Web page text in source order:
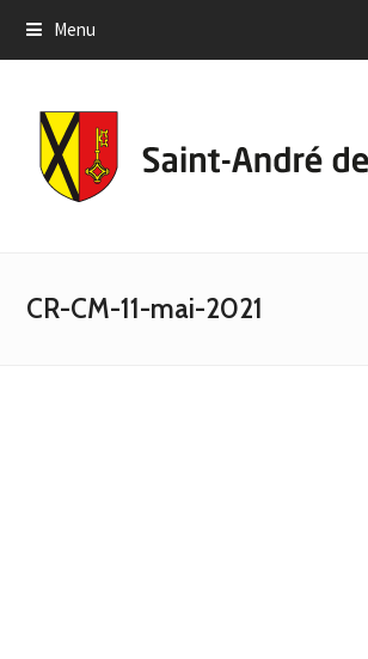
Menu
CR-CM-11-mai-2021